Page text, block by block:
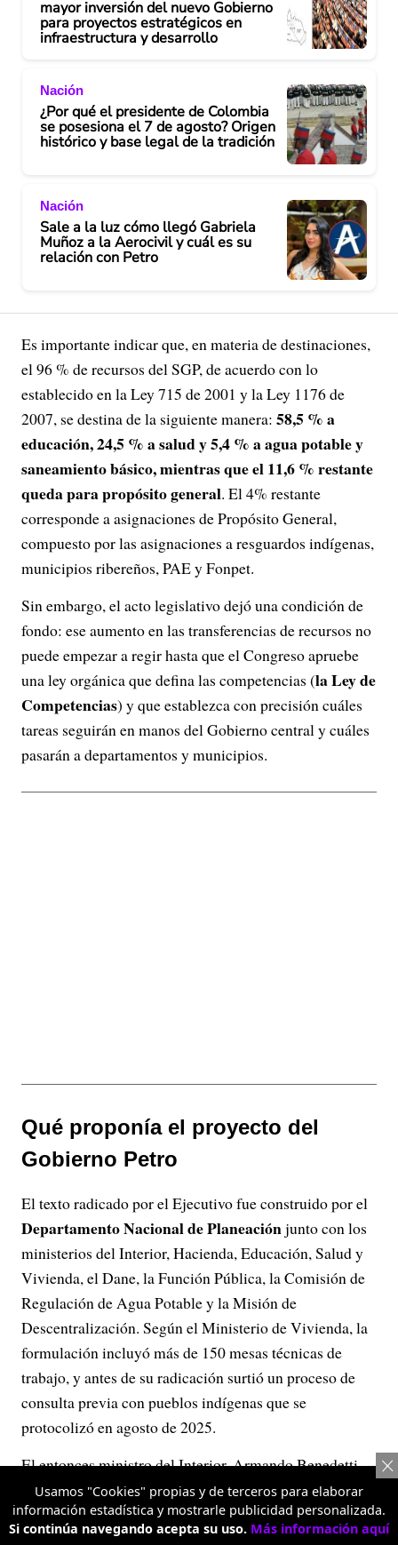
mayor inversión del nuevo Gobierno
para proyectos estratégicos en
infraestructura y desarrollo
Nación
¿Por qué el presidente de Colombia
se posesiona el 7 de agosto? Origen
histórico y base legal de la tradición
Nación
Sale a la luz cómo llegó Gabriela
Muñoz a la Aerocivil y cuál es su
relación con Petro
Es importante indicar que, en materia de destinaciones,
el 96 % de recursos del SGP, de acuerdo con lo
establecido en la Ley 715 de 2001 y la Ley 1176 de
2007, se destina de la siguiente manera: 58,5 % a
educación, 24,5 % a salud y 5,4 % a agua potable y
saneamiento básico, mientras que el 11,6 % restante
queda para propósito general. El 4% restante
corresponde a asignaciones de Propósito General,
compuesto por las asignaciones a resguardos indígenas,
municipios ribereños, PAE y Fonpet.
Sin embargo, el acto legislativo dejó una condición de
fondo: ese aumento en las transferencias de recursos no
puede empezar a regir hasta que el Congreso apruebe
una ley orgánica que defina las competencias (la Ley de
Competencias) y que establezca con precisión cuáles
tareas seguirán en manos del Gobierno central y cuáles
pasarán a departamentos y municipios.
Qué proponía el proyecto del
Gobierno Petro
El texto radicado por el Ejecutivo fue construido por el
Departamento Nacional de Planeaciónjunto con los
ministerios del Interior, Hacienda, Educación, Salud y
Vivienda, el Dane, la Función Pública, la Comisión de
Regulación de Agua Potable y la Misión de
Descentralización. Según el Ministerio de Vivienda, la
formulación incluyó más de 150 mesas técnicas de
trabajo, y antes de su radicación surtió un proceso de
consulta previa con pueblos indígenas que se
protocolizó en agosto de 2025.
El entonces ministro del Interior, Armando Benedetti,
explicó que la reforma implicaba cerca de $ 50 billones
adicionales para las regiones durante los próximos 12
años. El borrador de Proyecto de Ley de Competencias,
Usamos "Cookies" propias y de terceros para elaborar
información estadística y mostrarle publicidad personalizada.
Si continúa navegando acepta su uso. Más información aquí